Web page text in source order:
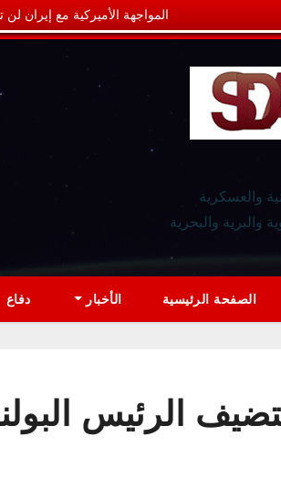
المواجهة الأميركية مع إيران
والعسكرية
والبرية والبحرية
الصفحة الرئيسية الأخبار دفاع
الرئيس